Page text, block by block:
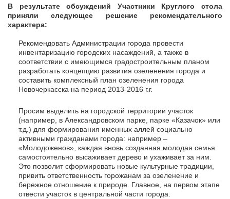
В результате обсуждений Участники Круглого стола
приняли следующее решение рекомендательного
характера:
Рекомендовать Администрации города провести
инвентаризацию городских насаждений, а также в
соответствии с имеющимся градостроительным планом
разработать концепцию развития озеленения города и
составить комплексный план озеленения города
Новочеркасска на период 2013-2016 г.г.
Просим выделить на городской территории участок
(например, в Александровском парке, парке «Казачок» или
т.д.) для формирования именных аллей социально
активными гражданами города: например –
«Молодоженов», каждая вновь созданная молодая семья
самостоятельно высаживает дерево и ухаживает за ним.
Это позволит сформировать новые культурные традиции,
привить ответственность горожанам за озеленение и
бережное отношение к природе. Главное, на первом этапе
отвести участок в центральной части города.